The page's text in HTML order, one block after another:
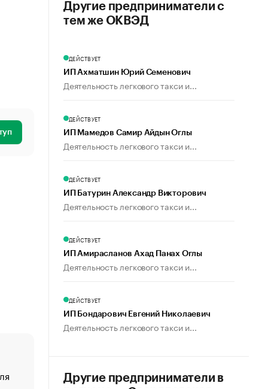
«От спорта тело стареет иначе». Как живет глава
Другие предприниматели с
тем же ОКВЭД
ДЕЙСТВУЕТ
ИП Ахматшин Юрий Семенович
Деятельность легкового такси и...
ДЕЙСТВУЕТ
ИП Мамедов Самир Айдын Оглы
Деятельность легкового такси и...
ДЕЙСТВУЕТ
ИП Батурин Александр Викторович
Деятельность легкового такси и...
ДЕЙСТВУЕТ
ИП Амирасланов Ахад Панах Оглы
Деятельность легкового такси и...
ДЕЙСТВУЕТ
ИП Бондарович Евгений Николаевич
Деятельность легкового такси и...
Другие предприниматели в